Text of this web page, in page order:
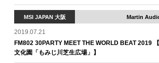
MSI JAPAN 大阪 Martin
2019.07.21
FM802 30PARTY MEET THE WORLD BEAT 2019
文化園「もみじ川芝生広場」】